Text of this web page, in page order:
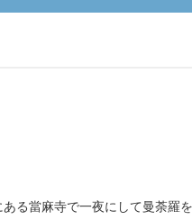
る當麻寺で一夜にして曼荼羅